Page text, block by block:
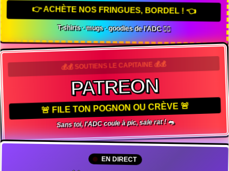
👉 ACHÈTE NOS FRINGUES, BORDEL ! 👈
T-shirts · mugs · goodies de l'ADC 🏴‍☠️
💰💰 SOUTIENS LE CAPITAINE 💰💰
PATREON
🚨 FILE TON POGNON OU CRÈVE 🚨
Sans toi, l'ADC coule à pic, sale rat ! 🐀
EN DIRECT